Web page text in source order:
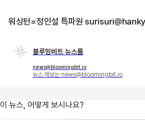
워싱턴=정인설 특파원
블루밍비트 뉴스룸
news@bloomingbit.io
뉴스 제보는 news@bloomingbit.io
이 뉴스, 어떻게 보시나요?